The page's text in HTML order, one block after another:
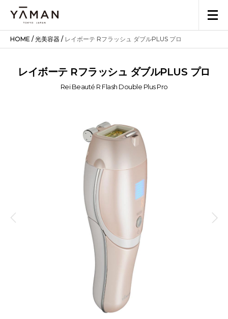
HOME / 光美容器 / レイボーテ Rフラッシュ ダブルPLUS プロ
レイボーテ Rフラッシュ ダブルPLUS プロ
Rei Beauté R Flash Double Plus Pro